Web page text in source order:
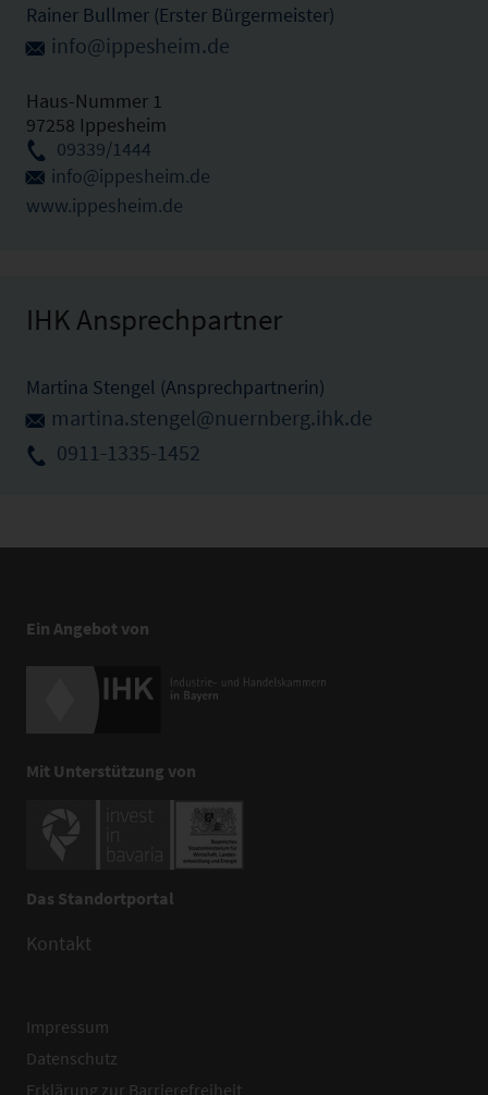
Rainer Bullmer (Erster Bürgermeister)
info@ippesheim.de
Haus-Nummer 1
97258 Ippesheim
09339/1444
info@ippesheim.de
www.ippesheim.de
IHK Ansprechpartner
Martina Stengel (Ansprechpartnerin)
martina.stengel@nuernberg.ihk.de
0911-1335-1452
Ein Angebot von
Mit Unterstützung von
Das Standortportal
Kontakt
Impressum
Datenschutz
Erklärung zur Barrierefreiheit